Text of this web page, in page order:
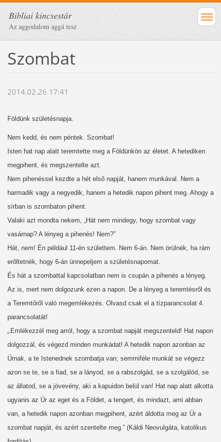
Bibliai kincsestár
Az aggodalom aggá tesz
Szombat
2014.02.26 17:41
Földünk születésnapja.
Nem kedd, és nem péntek. Szombat!
Isten hat nap alatt teremtette meg a Földünkön az életet. A hetediken
megpihent, és megszentelte azt.
Nem pihenéssel kezdte a hét első napját, hanem munkával. Nem a
harmadik vagy a negyedik, hanem a hetedik napon pihent meg. Ahogy a
sírban is szombaton pihent.
Valaki azt mondta nekem, „Hát nem mindegy, hogy szombat vagy
vasárnap? A lényeg a pihenés! Nem?”
Hát, nem! Én például 11-én születtem. Nem 6-án. Nem örülnék, ha rám
erőltetnék, hogy 6-án ünnepeljem a születésnapomat.
És hát a szombattal kapcsolatban nem is csupán a pihenés a lényeg.
Az is, mert nem dolgozunk ezen a napon. De a lényeg a teremtésről és
a Teremtőről való megemlékezés. Olvasd csak el a tízparancsolat 4.
parancsolatát!
„ Emlékezzél meg arról, hogy a szombat napját megszenteld! Hat napon
dolgozzál, és végezd minden munkádat! A hetedik napon azonban az
Úrnak, a te Istenednek szombatja van; semmiféle munkát se végezz
azon se te, se a fiad, se a lányod, se a rabszolgád, se a szolgálód, se
az állatod, se a jövevény, aki a kapuidon belül van! Hat nap alatt alkotta
ugyanis az Úr az eget és a Földet, a tengert, és mindazt, ami abban
van, a hetedik napon azonban megpihent, azért áldotta meg az Úr a
szombat napját, és azért szentelte meg.” (Káldi Neovulgáta, katolikus